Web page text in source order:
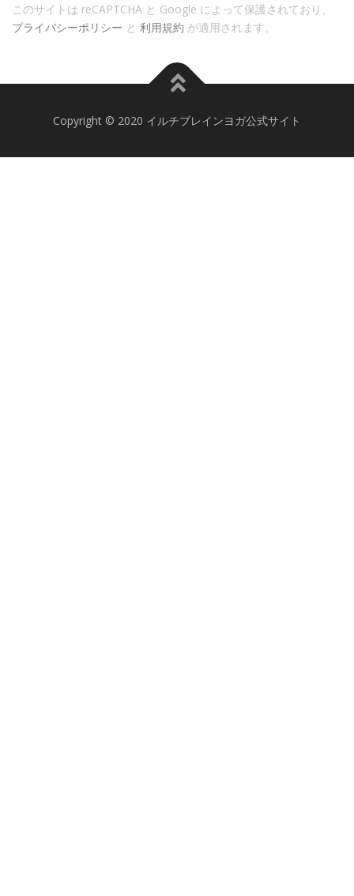
このサイトは reCAPTCHA と Google によって保護されており、
プライバシーポリシー と 利用規約 が適用されます。
Copyright © 2020 イルチブレインヨガ公式サイト